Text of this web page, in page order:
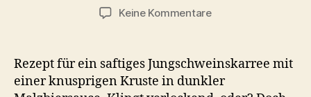
Keine Kommentarezu
Kruste
–
Knuspriges
Rezept für ein saftiges Jungschweinskarree mit
einer knusprigen Kruste in dunkler